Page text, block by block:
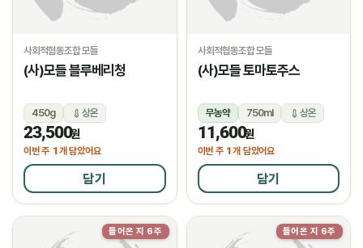
사회적협동조합 모들
(사)모들 블루베리청
450g 상온
23,500원
이번 주 1개 담았어요
담기
사회적협동조합 모들
(사)모들 토마토주스
무농약 750ml 상온
11,600원
이번 주 1개 담았어요
담기
들어온 지 6주 들어온 지 6주